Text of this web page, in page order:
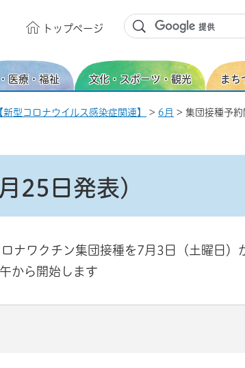
トップページ
医療・福祉 文化・スポーツ・観光 まち
型コロナウイルス感染症関連】 > 6月 > 集団接種予
25日発表)
ナワクチン集団接種を7月3日（土曜日）
から開始します